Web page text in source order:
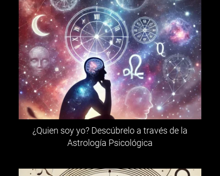
¿Quien soy yo? Descúbrelo a través de la
Astrología Psicológica